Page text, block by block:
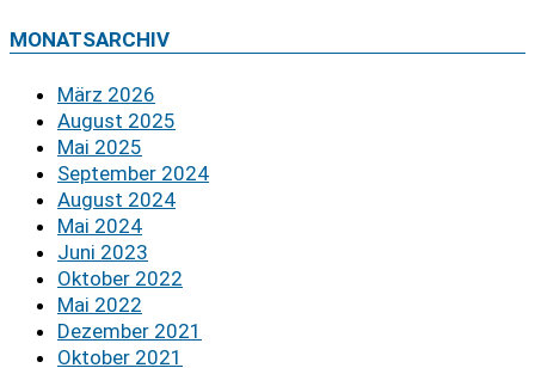
MONATSARCHIV
März 2026
August 2025
Mai 2025
September 2024
August 2024
Mai 2024
Juni 2023
Oktober 2022
Mai 2022
Dezember 2021
Oktober 2021